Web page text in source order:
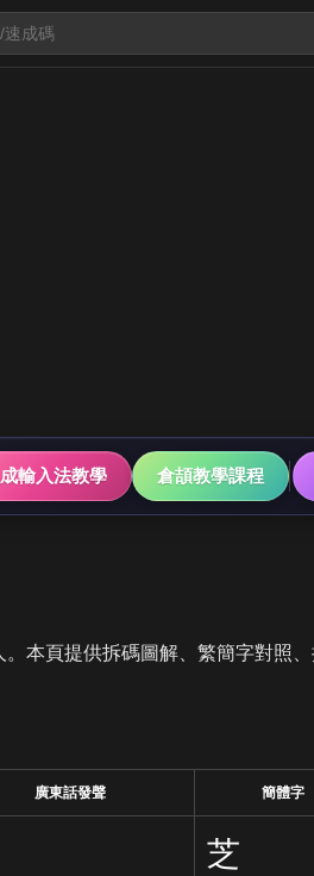
輸入法教學 倉頡教學課程
本頁提供拆碼圖解、繁簡字對照
廣東話發聲 簡體字
芝